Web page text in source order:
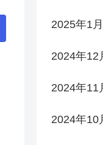
2025年1月
2024年12
2024年11
2024年10